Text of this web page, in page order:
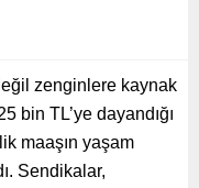
zenginlere kaynak
bin TL’ye dayandığı
maaşın yaşam
Sendikalar,